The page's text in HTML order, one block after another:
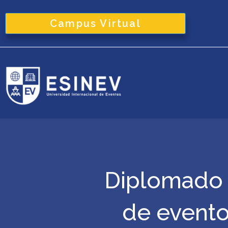
al
Campus Virtual
de